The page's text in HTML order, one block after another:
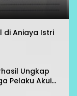
di Aniaya Istri
Ungkap
Pelaku Akui